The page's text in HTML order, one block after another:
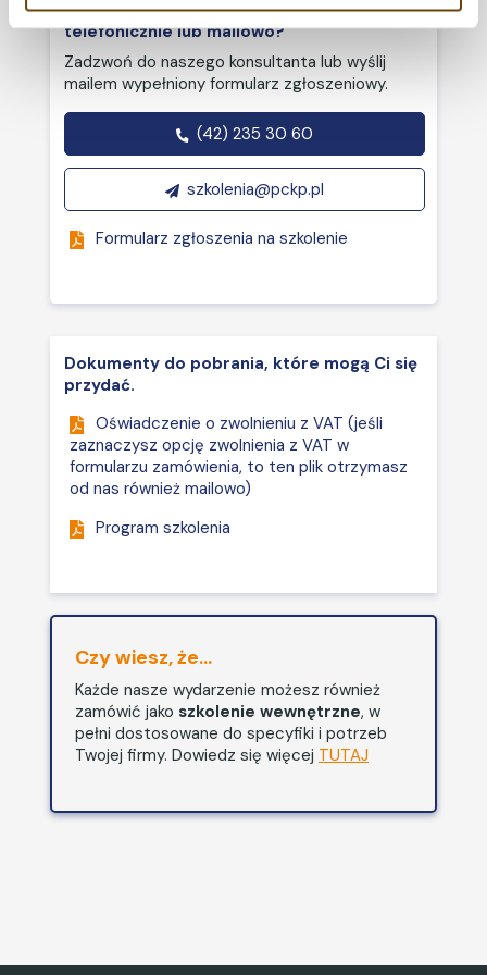
czasem pracy –
odbieranie od
pracowników zgody na
świadczenie pracy w
godzinach
nadliczbowych oraz w
nocy - wzory.
Stosowanie
elastycznego czasu
szczególnie
Rozkład czasu pracy -
modyfikacji
harmonogramów czasu
pracy, termin
harmonogramy
niepełnym wymiarze
przechowywania (wzór).
Właściwe zapisy w
umowie o pracę
„niepełnoetatowca”
z przekroczeniem
prowadzący szkolenia m.in.
inspektorów pracy PIP, wykładowca na
studiach podyplomowych publicznej
uczelni wyższej w Krakowie, posiada
kwalifikacje specjalisty ds.
bezpieczeństwa i higieny pracy.
Chcesz zapisać się na szkolenie
telefonicznie lub mailowo?
Zadzwoń do naszego konsultanta lub wyślij
mailem wypełniony formularz zgłoszeniowy.
(42) 235 30 60
szkolenia@pckp.pl
Formularz zgłoszenia na szkolenie
Dokumenty do pobrania, które mogą Ci się
przydać.
Oświadczenie o zwolnieniu z VAT (jeśli
zaznaczysz opcję zwolnienia z VAT w
formularzu zamówienia, to ten plik otrzymasz
od nas również mailowo)
Program szkolenia
Czy wiesz, że...
Każde nasze wydarzenie możesz również
zamówić jako szkolenie wewnętrzne, w
pełni dostosowane do specyfiki i potrzeb
Twojej firmy. Dowiedz się więcej TUTAJ